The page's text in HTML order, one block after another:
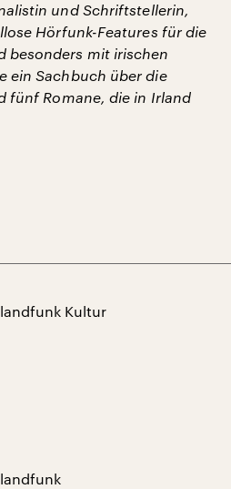
und Schriftstellerin,
Hörfunk-Features für die
besonders mit irischen
ein Sachbuch über die
fünf Romane, die in Irland
Kultur